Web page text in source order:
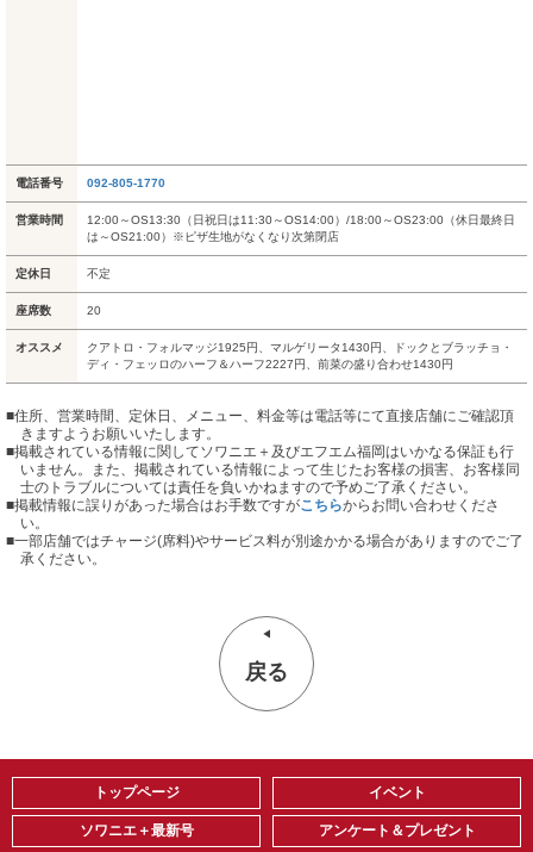
電話番号 092-805-1770
営業時間
12:00～OS13:30（日祝日は11:30～OS14:00）/18:00～OS23:00（休日最終日
は～OS21:00）※ピザ生地がなくなり次第閉店
定休日 不定
座席数 20
オススメ
クアトロ・フォルマッジ1925円、マルゲリータ1430円、ドックとブラッチョ・
ディ・フェッロのハーフ＆ハーフ2227円、前菜の盛り合わせ1430円
■住所、営業時間、定休日、メニュー、料金等は電話等にて直接店舗にご確認頂
きますようお願いいたします。
■掲載されている情報に関してソワニエ＋及びエフエム福岡はいかなる保証も行
いません。また、掲載されている情報によって生じたお客様の損害、お客様同
士のトラブルについては責任を負いかねますので予めご了承ください。
■掲載情報に誤りがあった場合はお手数ですがこちらからお問い合わせくださ
い。
■一部店舗ではチャージ(席料)やサービス料が別途かかる場合がありますのでご了
承ください。
戻る
トップページ
ソワニエ＋最新号
イベント
アンケート＆プレゼント